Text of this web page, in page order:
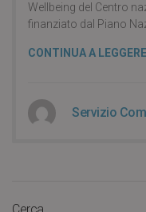
Wellbeing del Centro
finanziato dal Piano
CONTINUA A LEGGERE
Servizio